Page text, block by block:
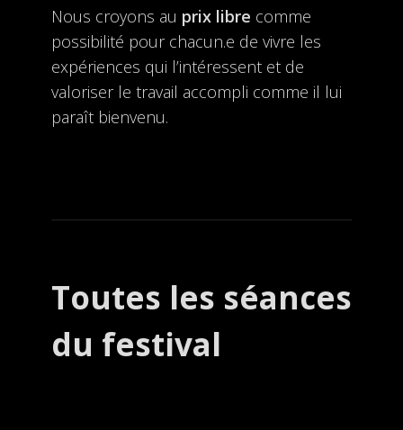
Nous croyons au prix libre comme
possibilité pour chacun.e de vivre les
expériences qui l’intéressent et de
valoriser le travail accompli comme il lui
paraît bienvenu.
Toutes les séances
du festival